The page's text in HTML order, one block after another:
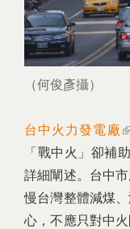
（何俊彥攝）
台中火力發電廠
「戰中火」卻補
詳細闡述。台中
慢台灣整體減煤
心，不應只對中